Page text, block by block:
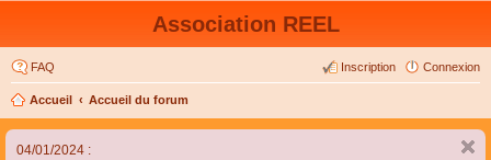
Association REEL
FAQ Connexion
Inscription
Accueil Accueil du forum
04/01/2024 :